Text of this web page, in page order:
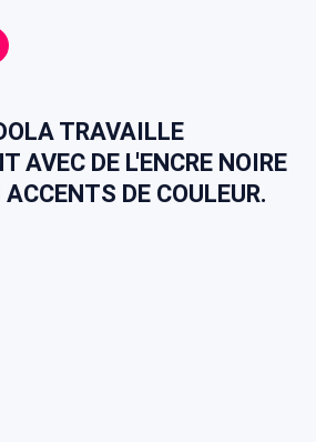
TRAVAILLE
AVEC DE L'ENCRE NOIRE
DE COULEUR.